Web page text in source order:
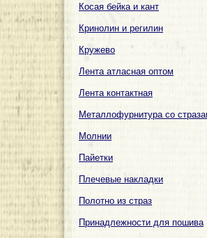
Косая бейка и кант
Кринолин и регилин
Кружево
Лента атласная оптом
Лента контактная
Металлофурнитура со
Молнии
Пайетки
Плечевые накладки
Полотно из страз
Принадлежности для пошива